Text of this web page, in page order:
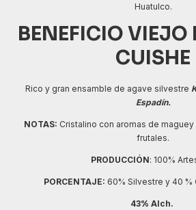
BENEFICIO VIEJO
CUISHE
Rico y gran ensamble de agave silvestre
Espadín.
NOTAS: Cristalino con aromas de
frutales.
PRODUCCIÓN: 100%
PORCENTAJE: 60% Silvestre y 40 %
43% Alch.